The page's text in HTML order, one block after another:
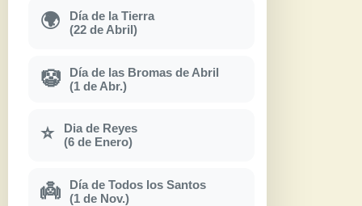
🌍
Día de la Tierra
(22 de Abril)
🤡
Día de las Bromas de Abril
(1 de Abr.)
⭐
Dia de Reyes
(6 de Enero)
👼
Día de Todos los Santos
(1 de Nov.)